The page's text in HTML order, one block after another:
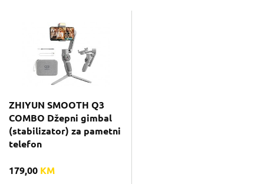
ZHIYUN SMOOTH Q3
COMBO Džepni gimbal
(stabilizator) za pametni
telefon
179,00 KM